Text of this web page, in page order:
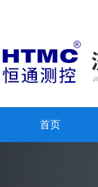
首页